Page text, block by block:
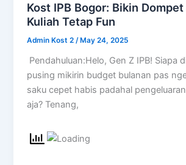
Kost IPB Bogor: Bikin Dompet
Kuliah Tetap Fun
Admin Kost 2/ May 24, 2025
Pendahuluan:Helo, Gen Z IPB! Siapa
pusing mikirin budget bulanan pas
saku cepet habis padahal
aja? Tenang,